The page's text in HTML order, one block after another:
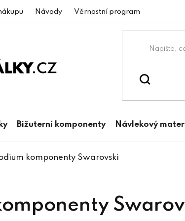
Návody Věrnostní program
Bižuterní komponenty Návlekový
komponenty Swarovski